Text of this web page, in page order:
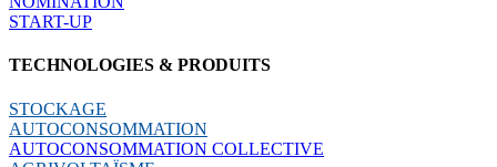
START-UP
TECHNOLOGIES & PRODUITS
STOCKAGE
AUTOCONSOMMATION
AUTOCONSOMMATION COLLECTIVE